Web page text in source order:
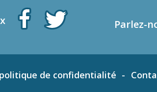
Parlez-
de confidentialité